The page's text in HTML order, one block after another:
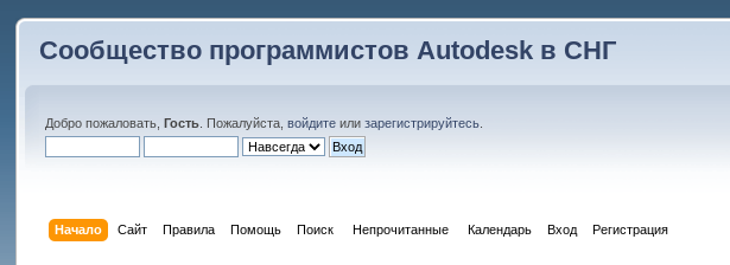
Сообщество программистов Autodesk в СНГ
Добро пожаловать,Гость . Пожалуйста,войдите илизарегистрируйтесь
Начало Сайт Правила Помощь Поиск Непрочитанные Календарь Вход Регистрация